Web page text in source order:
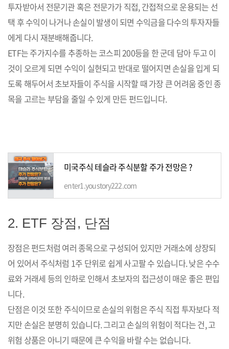
투자받아서 전문기관 혹은 전문가가 직접, 간접적으로 운용되는 선
택 후 수익이 나거나 손실이 발생이 되면 수익금을 다수의 투자자들
에게 다시 재분배해줍니다.
ETF는 주가지수를 추종하는 코스피 200등을 한 군데 담아 두고 이
것이 오르게 되면 수익이 실현되고 반대로 떨어지면 손실을 입게 되
도록 해두어서 초보자들이 주식을 시작할 때 가장 큰 어려움 중인 종
목을 고르는 부담을 줄일 수 있게 만든 펀드입니다.
미국주식 테슬라 주식분할 주가 전망은 ?
enter1.youstory222.com
2. ETF 장점, 단점
장점은 펀드처럼 여러 종목으로 구성되어 있지만 거래소에 상장되
어 있어서 주식처럼 1주 단위로 쉽게 사고팔 수 있습니다. 낮은 수수
료와 거래세 등의 인하로 인해서 초보자의 접근성이 매운 좋은 편입
니다.
단점은 이것 또한 주식이므로 손실의 위험은 주식 직접 투자보다 적
지만 손실은 분명히 있습니다. 그리고 손실의 위험이 적다는 건, 고
위험 상품은 아니기 때문에 큰 수익을 바랄 수는 없습니다.